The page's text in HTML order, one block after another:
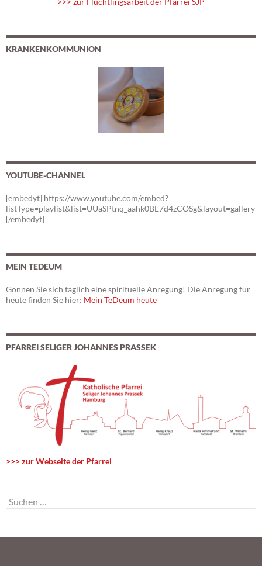
KRANKENKOMMUNION
YOUTUBE-CHANNEL
[embedyt] https://www.youtube.com/embed?
listType=playlist&list=UUaSPtnq_aahk0BE7d4zCOSg&layout=gallery
[/embedyt]
MEIN TEDEUM
Gönnen Sie sich täglich eine spirituelle Anregung! Die Anregung für
heute finden Sie hier: Mein TeDeum heute
PFARREI SELIGER JOHANNES PRASSEK
>>> zur Webseite der Pfarrei
S
u